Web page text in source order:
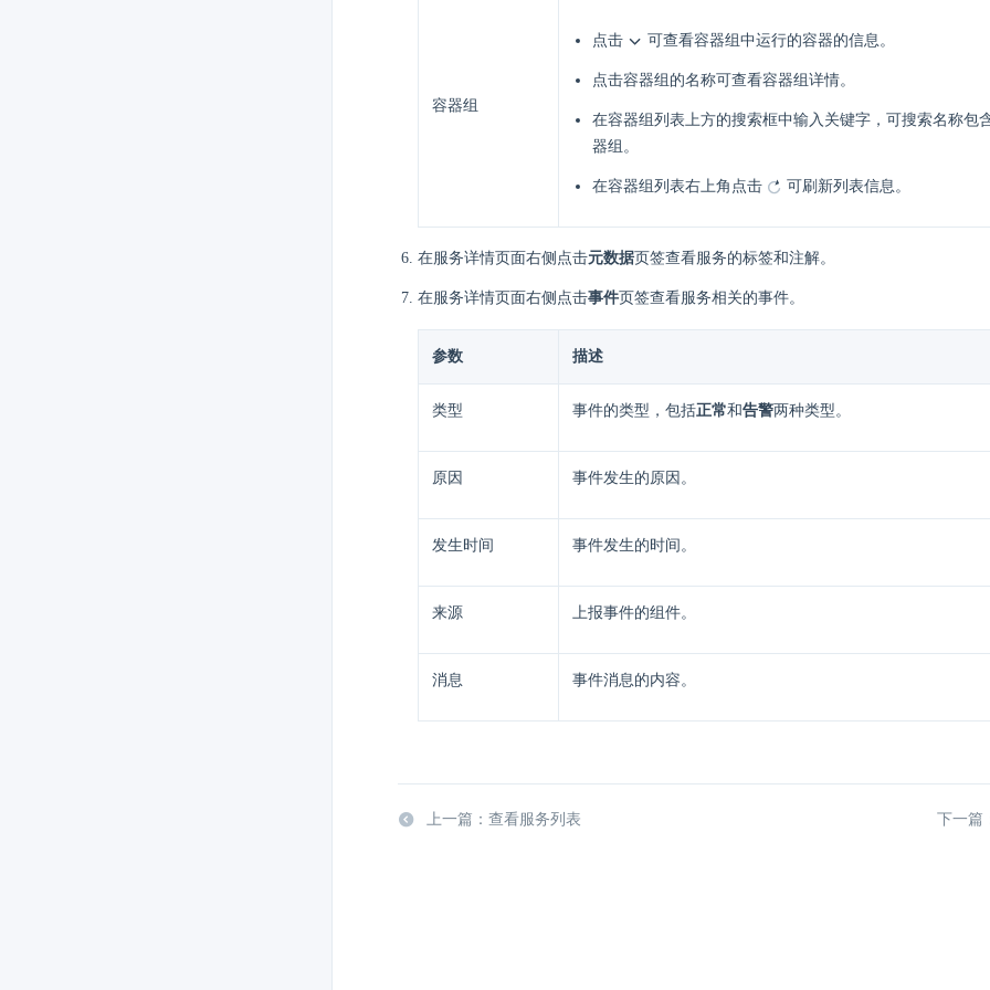
容器组
点击 可查看容器组中运行的容器的信息。
点击容器组的名称可查看容器组详情。
在容器组列表上方的搜索框中输入关键字，可搜索名称包
器组。
在容器组列表右上角点击 可刷新列表信息。
在服务详情页面右侧点击元数据页签查看服务的标签和注解。
在服务详情页面右侧点击事件页签查看服务相关的事件。
参数 描述
类型 事件的类型，包括正常和告警两种类型。
原因 事件发生的原因。
发生时间 事件发生的时间。
来源 上报事件的组件。
消息 事件消息的内容。
上一篇：查看服务列表 下一篇